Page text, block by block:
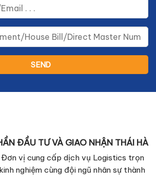
ĐẦU TƯ VÀ GIAO NHẬN THÁI HÀ
vị cung cấp dịch vụ Logistics trọn
nghiệm cùng đội ngũ nhân sự thành